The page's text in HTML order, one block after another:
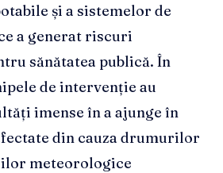
și a sistemelor de
a generat riscuri
sănătatea publică. În
de intervenție au
imense în a ajunge în
din cauza drumurilor
meteorologice